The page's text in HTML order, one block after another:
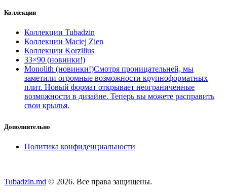
Коллекции
Коллекции Tubadzin
Коллекции Maciej Zien
Коллекции Korzilius
33×90 (новинки!)
Monolith (новинки!)Смотря проницательней, мы
заметили огромные возможности крупноформатных
плит. Новый формат открывает неограниченные
возможности в дизайне. Теперь вы можете расправить
свои крылья.
Дополнительно
Политика конфиденциальности
Tubadzin.md © 2026. Все права защищены.